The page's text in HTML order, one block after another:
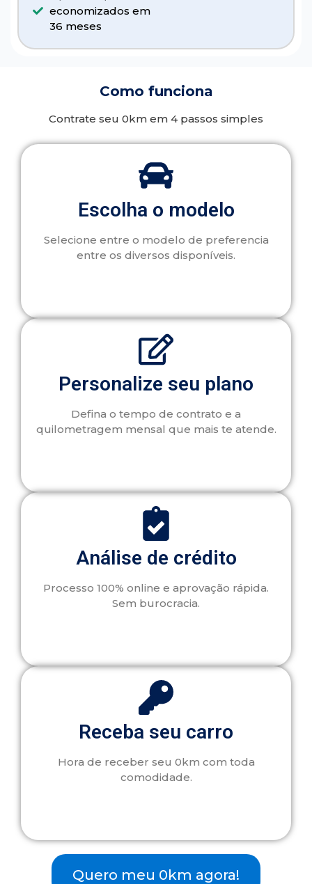
economizados em
36 meses
Como funciona
Contrate seu 0km em 4 passos simples
Escolha o modelo
Selecione entre o modelo de preferencia
entre os diversos disponíveis.
Personalize seu plano
Defina o tempo de contrato e a
quilometragem mensal que mais te atende.
Análise de crédito
Processo 100% online e aprovação rápida.
Sem burocracia.
Receba seu carro
Hora de receber seu 0km com toda
comodidade.
Quero meu 0km agora!